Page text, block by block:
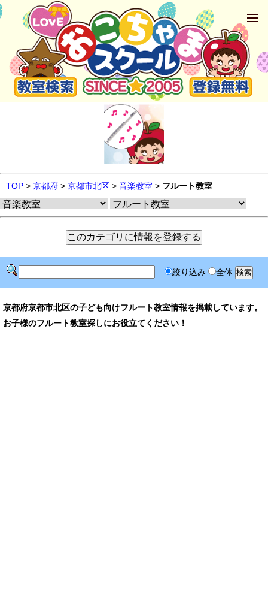
TOP > 京都府 > 京都市北区 > 音楽教室 > フルート教室
絞り込み 全体
京都府京都市北区の子ども向けフルート教室情報を掲載しています。
お子様のフルート教室探しにお役立てください！